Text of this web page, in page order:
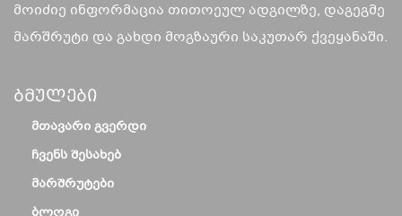
მოიძიე ინფორმაცია თითოეულ ადგილზე, დაგეგმე
მარშრუტი და გახდი მოგზაური საკუთარ ქვეყანაში.
Ბმულები
ᲛᲗᲐᲕᲐᲠᲘ ᲒᲕᲔᲠᲓᲘ
ᲩᲕᲔᲜᲡ ᲨᲔᲡᲐᲮᲔᲑ
ᲛᲐᲠᲨᲠᲣᲢᲔᲑᲘ